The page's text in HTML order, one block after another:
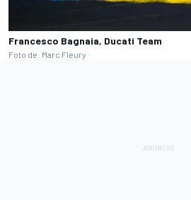
Francesco Bagnaia, Ducati Team
Foto de: Marc Fleury